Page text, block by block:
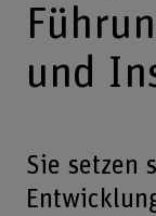
und
Sie setzen